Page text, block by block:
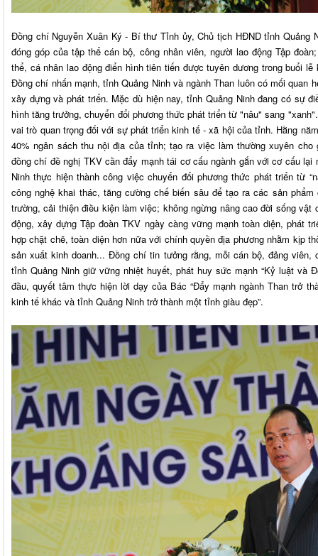
Đồng chí Nguyễn Xuân Ký - Bí thư Tỉnh ủy, Chủ tịch HĐND tỉnh Quảng
đóng góp của tập thể cán bộ, công nhân viên, người lao động Tập
thể, cá nhân lao động điển hình tiên tiến được tuyên dương trong buổi
Đồng chí nhấn mạnh, tỉnh Quảng Ninh và ngành Than luôn có mối quan
xây dựng và phát triển. Mặc dù hiện nay, tỉnh Quảng Ninh đang có sự
hình tăng trưởng, chuyển đổi phương thức phát triển từ "nâu" sang
vai trò quan trọng đối với sự phát triển kinh tế - xã hội của tỉnh. Hằng
40% ngân sách thu nội địa của tỉnh; tạo ra việc làm thường xuyên cho
đồng chí đề nghị TKV cần đẩy mạnh tái cơ cấu ngành gắn với cơ cấu
Ninh thực hiện thành công việc chuyển đổi phương thức phát triển từ
công nghệ khai thác, tăng cường chế biến sâu để tạo ra các sản
trường, cải thiện điều kiện làm việc; không ngừng nâng cao đời sống
động, xây dựng Tập đoàn TKV ngày càng vững mạnh toàn diện, phát
hợp chặt chẽ, toàn diện hơn nữa với chính quyền địa phương nhằm kịp
sản xuất kinh doanh... Đồng chí tin tưởng rằng, mỗi cán bộ, đảng viên,
tỉnh Quảng Ninh giữ vững nhiệt huyết, phát huy sức mạnh “Kỷ luật và
đầu, quyết tâm thực hiện lời dạy của Bác “Đẩy mạnh ngành Than trở
kinh tế khác và tỉnh Quảng Ninh trở thành một tỉnh giàu đẹp”.